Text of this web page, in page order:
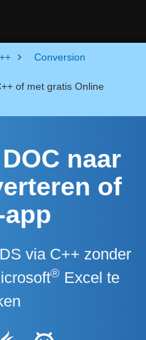
Conversion
of met gratis Online
naar
of
via C++ zonder
® Excel te